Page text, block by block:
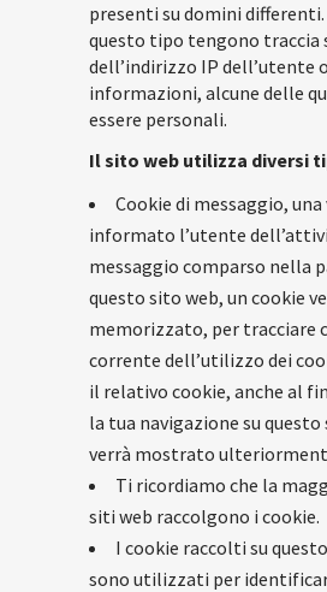
presenti su domini differenti.
questo tipo tengono
dell’indirizzo IP dell’utente
informazioni, alcune delle
essere personali.
Il sito web utilizza diversi
Cookie di messaggio,
informato l’utente
messaggio comparso nella
questo sito web, un cookie
memorizzato, per tracciare
corrente dell’utilizzo dei
il relativo cookie, anche al
la tua navigazione su
verrà mostrato
Ti ricordiamo che la
siti web raccolgono i cookie.
I cookie raccolti su
sono utilizzati per